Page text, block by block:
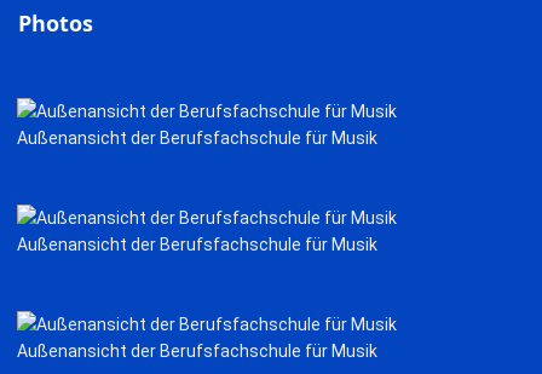
Photos
Außenansicht der Berufsfachschule für Musik
Außenansicht der Berufsfachschule für Musik
Außenansicht der Berufsfachschule für Musik